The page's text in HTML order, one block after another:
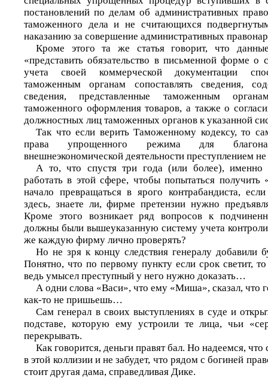
постановлений по делам об административных
таможенного дела и не считающихся
наказанию за совершение административных
Кроме этого та же статья говорит, что
«представить обязательство в письменной форме о
учета своей коммерческой документации
таможенным органам сопоставлять сведения,
сведения, представленные таможенным
таможенного оформления товаров, а также о
должностных лиц таможенных органов к указанной
Так что если верить Таможенному кодексу, то
права упрощенного режима для
внешнеэкономической деятельности преступлением не
А то, что спустя три года (или более), именно
работать в этой сфере, чтобы попытаться получить
начало превращаться в ярого контрабандиста,
здесь, знаете ли, фирме претензии нужно
Кроме этого возникает ряд вопросов к
должны были вышеуказанную систему учета
же каждую фирму лично проверять?
Но не зря к концу следствия генералу добавили
Понятно, что по первому пункту если срок светит,
ведь умысел преступный у него нужно доказать…
А одни слова «Васи», что ему «Миша», сказал, что
как-то не пришьешь…
Сам генерал в своих выступлениях в суде и
подставе, которую ему устроили те лица, чьи
перекрывать.
Как говорится, деньги правят бал. Но надеемся, что
в этой коллизии и не забудет, что рядом с богиней
стоит другая дама, справедливая Дике.